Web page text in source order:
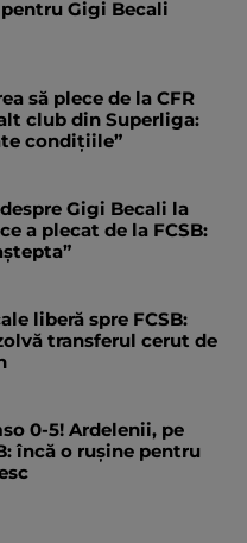
Gigi Becali
să plece de la CFR
club din Superliga:
condițiile”
Gigi Becali la
a plecat de la FCSB:
liberă spre FCSB:
transferul cerut de
0-5! Ardelenii, pe
încă o rușine pentru